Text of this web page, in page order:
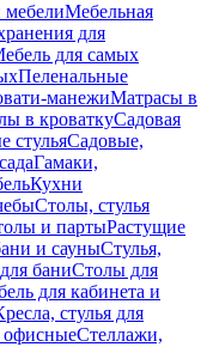
Мебельная
для
для самых
Пеленальные
манежиМатрасы в
в кроваткуСадовая
стульяСадовые,
Гамаки,
Кухни
Столы, стулья
и партыРастущие
и сауныСтулья,
баниСтолы для
для кабинета и
стулья для
Стеллажи,